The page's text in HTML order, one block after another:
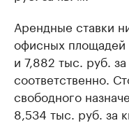
Арендные ставки
офисных площадей
и 7,882 тыс. руб.
соответственно.
свободного
8,534 тыс. руб. за